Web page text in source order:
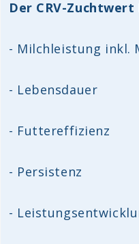
Der CRV-Zuchtwert
- Milchleistung inkl.
- Lebensdauer
- Futtereffizienz
- Persistenz
-